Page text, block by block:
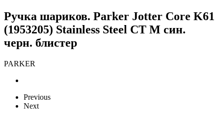
Ручка шариков. Parker Jotter Core K61
(1953205) Stainless Steel CT M син.
черн. блистер
PARKER
Previous
Next